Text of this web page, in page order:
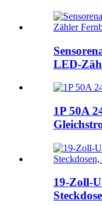
LED-
1P 50A
19-Zoll-